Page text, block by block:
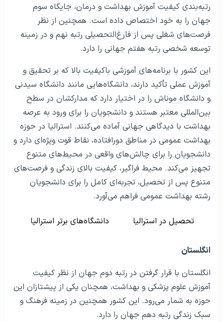
رتبه‌بندی کیفیت آموزش بهداشت و درمان، جایگاه سوم
جهان را به خود اختصاص داده است. همچنین از نظر
فرصت‌های شغلی پس از فارغ‌التحصیلی رتبه نهم و در زمینه
توسعه شخصی رتبه هفتم جهانی را دارد.
این کشور با برنامه‌های آموزشی باکیفیت بالا که بر تحقیق و
آموزش عملی تأکید دارند، دانشگاه‌هایی مانند دانشگاه سیدنی
و دانشگاه موناش را در اختیار دارد که مدارکشان در سطح
بین‌المللی معتبر هستند و دانشجویان را برای ورود به عرصه
بهداشت با دیدگاهی جهانی آماده می‌کنند. استرالیا در حوزه
بهداشت عمومی در مناطق دورافتاده، نقاط قوت ویژه‌ای دارد و
دانشجویان را برای چالش‌های واقعی در محیط‌های متنوع
تجهیز می‌کند. محیط فراگیر، کیفیت بالای زندگی و فرصت‌های
متنوع پس از تحصیل، تجربه‌ای کامل را برای دانشجویان
رشته بهداشت عمومی فراهم می‌آورد.
تحصیل در استرالیا دانشگاه‌های برتر استرالیا
انگلستان
انگلستان با قرار گرفتن در رتبه دوم جهان از نظر کیفیت
آموزش علوم پزشکی و بهداشت، همچنان یکی از پیشتازان این
حوزه به شمار می‌رود. این کشور همچنین در زمینه فرهنگ و
سبک زندگی رتبه دهم جهان را دارد.